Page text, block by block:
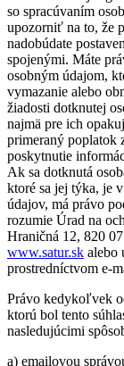
so spracúvaním
upozorniť na to, že
nadobúdate
spojenými. Máte
osobným údajom,
vymazanie alebo
žiadosti dotknutej
najmä pre ich
primeraný poplatok
poskytnutie
Ak sa dotknutá
ktoré sa jej týka, je
údajov, má právo
rozumie Úrad na
Hraničná 12, 820
www.satur.sk alebo
prostredníctvom e-
Právo kedykoľvek
ktorú bol tento
nasledujúcimi
a) emailovou